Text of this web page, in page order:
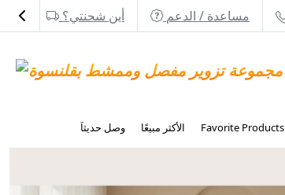
أين شحنتي؟ مساعدة / الدعم
وصل حديثاَ الأكثر مبيعًا Favorite Products